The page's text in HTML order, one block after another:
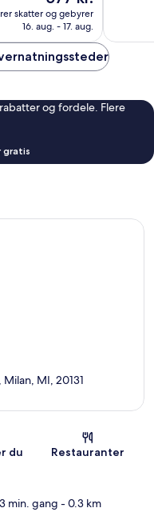
577 kr.
skatter og gebyrer
16. aug. - 17. aug.
og fordele. Flere
gratis
MI, 20131
du
Restauranter
min. gang - 0.3 km